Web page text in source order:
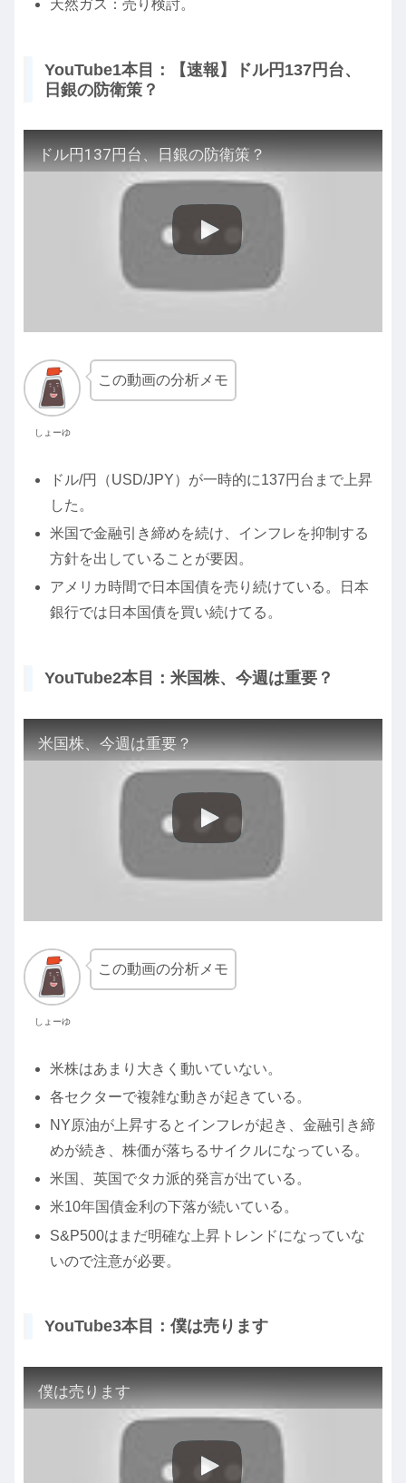
天然ガス：売り検討。
YouTube1本目：【速報】ドル円137円台、
日銀の防衛策？
ドル円137円台、日銀の防衛策？
しょーゆ
この動画の分析メモ
ドル/円（USD/JPY）が一時的に137円台まで上昇
した。
米国で金融引き締めを続け、インフレを抑制する
方針を出していることが要因。
アメリカ時間で日本国債を売り続けている。日本
銀行では日本国債を買い続けてる。
YouTube2本目：米国株、今週は重要？
米国株、今週は重要？
しょーゆ
この動画の分析メモ
米株はあまり大きく動いていない。
各セクターで複雑な動きが起きている。
NY原油が上昇するとインフレが起き、金融引き締
めが続き、株価が落ちるサイクルになっている。
米国、英国でタカ派的発言が出ている。
米10年国債金利の下落が続いている。
S&P500はまだ明確な上昇トレンドになっていな
いので注意が必要。
YouTube3本目：僕は売ります
僕は売ります